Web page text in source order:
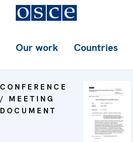
Our work Countries
CONFERENCE
/ MEETING
DOCUMENT